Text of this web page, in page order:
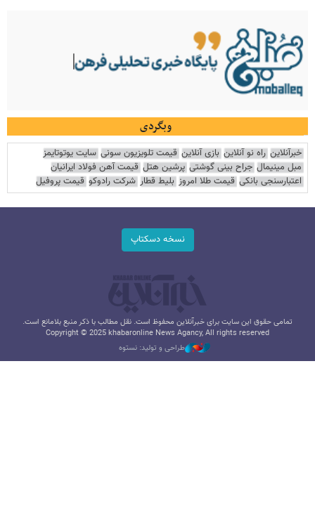
وبگردی
خبرآنلاین راه نو آنلاین بازی آنلاین قیمت تلویزیون سونی سایت یوتوتایمز
مبل مینیمال جراح بینی گوشتی پرشین هتل قیمت آهن فولاد ایرانیان
اعتبارسنجی بانکی قیمت طلا امروز بلیط قطار شرکت رادوکو قیمت پروفیل
نسخه دسکتاپ
تمامی حقوق این سایت برای خبرآنلاین محفوظ است. نقل مطالب با ذکر منبع بلامانع است.
Copyright © 2025 khabaronline News Agancy, All rights reserved
طراحی و تولید: نستوه